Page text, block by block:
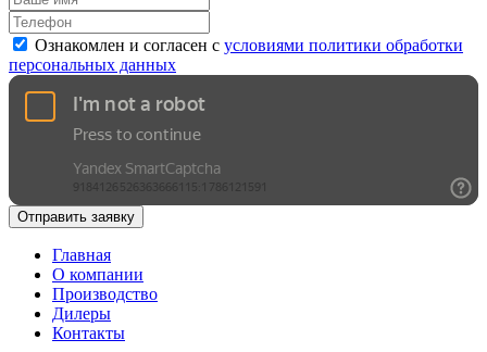
Ознакомлен и согласен с условиями политики обработки
персональных данных
Отправить заявку
Главная
О компании
Производство
Дилеры
Контакты